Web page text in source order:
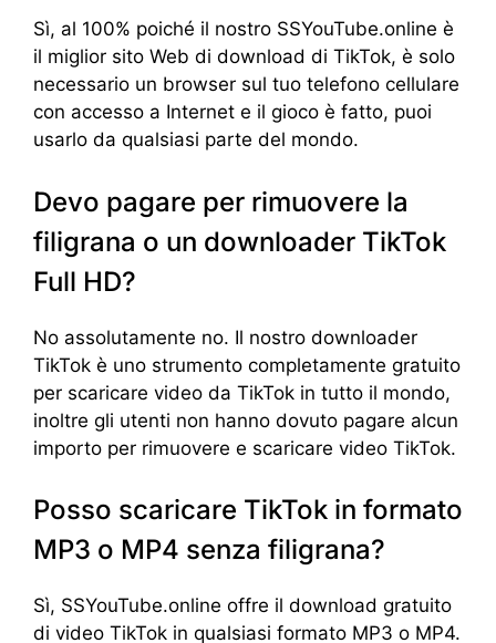
Sì, al 100% poiché il nostro SSYouTube.online è
il miglior sito Web di download di TikTok, è solo
necessario un browser sul tuo telefono cellulare
con accesso a Internet e il gioco è fatto, puoi
usarlo da qualsiasi parte del mondo.
Devo pagare per rimuovere la
filigrana o un downloader TikTok
Full HD?
No assolutamente no. Il nostro downloader
TikTok è uno strumento completamente gratuito
per scaricare video da TikTok in tutto il mondo,
inoltre gli utenti non hanno dovuto pagare alcun
importo per rimuovere e scaricare video TikTok.
Posso scaricare TikTok in formato
MP3 o MP4 senza filigrana?
Sì, SSYouTube.online offre il download gratuito
di video TikTok in qualsiasi formato MP3 o MP4.